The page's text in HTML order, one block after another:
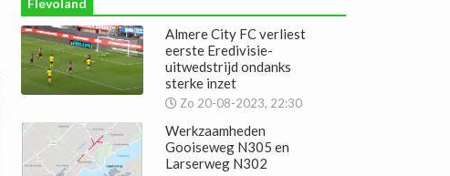
Flevoland
Almere City FC verliest
eerste Eredivisie-
uitwedstrijd ondanks
sterke inzet
Zo 20-08-2023, 22:30
Werkzaamheden
Gooiseweg N305 en
Larserweg N302